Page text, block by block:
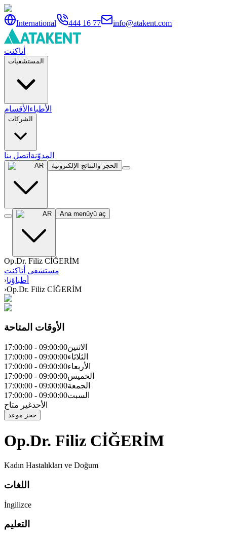
International 444 16 77 info@atakent.com
أتاكنت
المستشفيات
الأطباء الأقسام
الشركات
المدوّنة اتصل بنا
AR الحجز والنتائج الإلكترونية
AR Ana menüyü aç
Op.Dr. Filiz CİĞERİM
مستشفى أتاكنت
›أطباؤنا
›Op.Dr. Filiz CİĞERİM
الأوقات المتاحة
الاثنين09:00:00
-
17:00:00
الثلاثاء09:00:00
-
17:00:00
الأربعاء09:00:00
-
17:00:00
الخميس09:00:00
-
17:00:00
الجمعة09:00:00
-
17:00:00
السبت09:00:00
-
17:00:00
الأحدغير متاح
حجز موعد
Op.Dr. Filiz CİĞERİM
Kadın Hastalıkları ve Doğum
اللغات
İngilizce
التعليم